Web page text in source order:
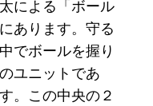
による「ボール
あります。守る
でボールを握り
ユニットであ
。この中央の２